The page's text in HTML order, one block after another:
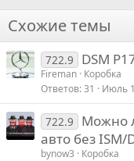
Схожие темы
722.9 DSM
Fireman Коробка
Ответов 31 Июль
722.9
Можно
авто без ISM/
bynow3
Коробка